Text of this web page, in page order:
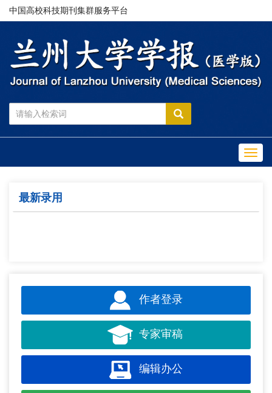
中国高校科技期刊集群服务平台
最新录用
作者登录
专家审稿
编辑办公